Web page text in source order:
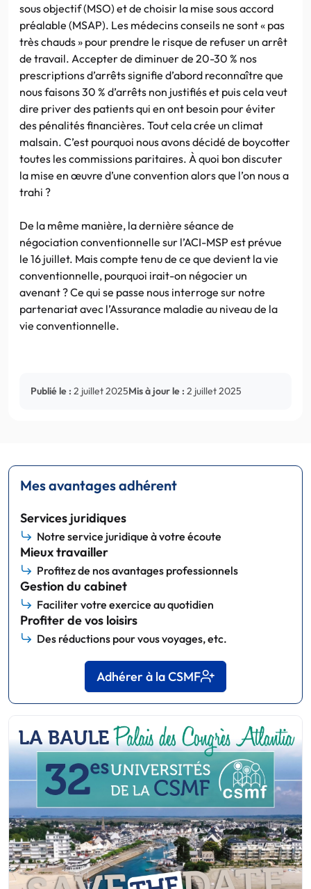
sous objectif (MSO) et de choisir la mise sous accord
préalable (MSAP). Les médecins conseils ne sont « pas
très chauds » pour prendre le risque de refuser un arrêt
de travail. Accepter de diminuer de 20-30 % nos
prescriptions d’arrêts signifie d’abord reconnaître que
nous faisons 30 % d’arrêts non justifiés et puis cela veut
dire priver des patients qui en ont besoin pour éviter
des pénalités financières. Tout cela crée un climat
malsain. C’est pourquoi nous avons décidé de boycotter
toutes les commissions paritaires. À quoi bon discuter
la mise en œuvre d’une convention alors que l’on nous a
trahi ?
De la même manière, la dernière séance de
négociation conventionnelle sur l’ACI-MSP est prévue
le 16 juillet. Mais compte tenu de ce que devient la vie
conventionnelle, pourquoi irait-on négocier un
avenant ? Ce qui se passe nous interroge sur notre
partenariat avec l’Assurance maladie au niveau de la
vie conventionnelle.
Publié le : 2 juillet 2025Mis à jour le : 2 juillet 2025
Mes avantages adhérent
Services juridiques
Notre service juridique à votre écoute
Mieux travailler
Profitez de nos avantages professionnels
Gestion du cabinet
Faciliter votre exercice au quotidien
Profiter de vos loisirs
Des réductions pour vous voyages, etc.
Adhérer à la CSMF